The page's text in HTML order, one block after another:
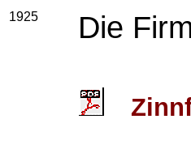
1925 Die